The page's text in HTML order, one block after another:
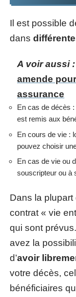
Il est possible
dans
A voir aussi :
amende
assurance
En cas de décès
est remis aux
En cours de vie :
pouvez choisir
En cas de vie ou
souscripteur ou à
Dans la plupart
contrat « vie
qui sont
avez la
d’avoir
votre décès,
bénéficiaires